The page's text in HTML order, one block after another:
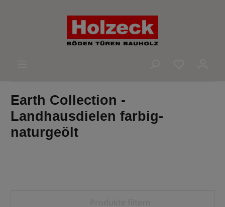
Earth Collection -
Landhausdielen farbig-
naturgeölt